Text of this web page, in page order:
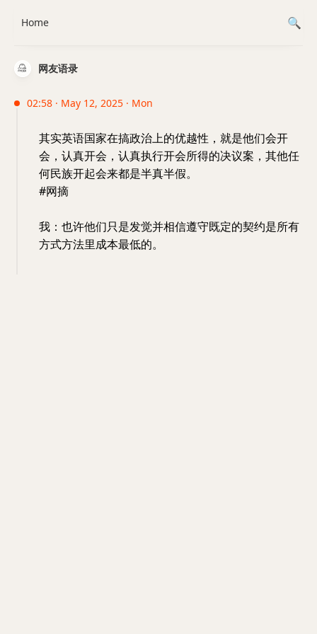
网友语录
02:58 · May 12, 2025 · Mon
其实英语国家在搞政治上的优越性，就是他们会开
会，认真开会，认真执行开会所得的决议案，其他任
何民族开起会来都是半真半假。
#网摘
我：也许他们只是发觉并相信遵守既定的契约是所有
方式方法里成本最低的。
Home